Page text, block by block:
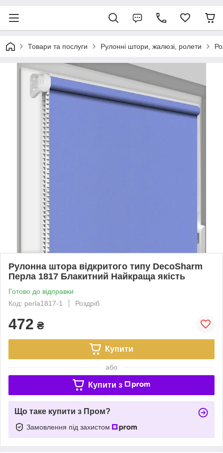
Товари та послуги Рулонні штори, жалюзі, ролети
Рулонна штора відкритого типу DecoSharm
Перла 1817 Блакитний Найкраща якість
Готово до відправки
Код: perla1817-1
Роздріб
472 ₴
Купити
або
Купити з
Що таке купити з Пром?
Замовлення під захистом